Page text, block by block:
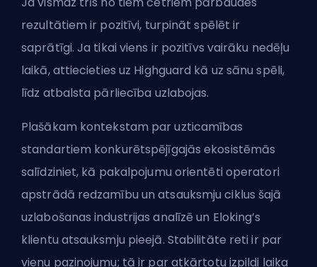
rezultātiem ir pozitīvi, turpināt spēlēt ir
saprātīgi. Ja tikai viens ir pozitīvs vairāku nedēļu
laikā, attiecieties uz Highguard kā uz sānu spēli,
līdz atbalsta pārliecība uzlabojas.
Plašākam kontekstam par uzticamības
standartiem konkurētspējīgajās ekosistēmās
salīdziniet, kā pakalpojumu orientēti operatori
apstrādā redzamību un atsauksmju ciklus šajā
uzlabošanas industrijas analīzēun Eloking’s
klientu atsauksmju pieejā. Stabilitāte reti ir par
vienu paziņojumu; tā ir par atkārtotu izpildi laika